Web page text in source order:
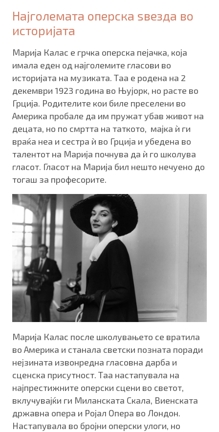
Најголемата оперска ѕвезда во
историјата
Марија Калас е грчка оперска пејачка, која
имала еден од најголемите гласови во
историјата на музиката. Таа е родена на 2
декември 1923 година во Њујорк, но расте во
Грција. Родителите кои биле преселени во
Америка пробале да им пружат убав живот на
децата, но по смртта на таткото, мајка ѝ ги
враќа неа и сестра ѝ во Грција и убедена во
талентот на Марија почнува да ѝ го школува
гласот. Гласот на Марија бил нешто нечуено до
тогаш за професорите.
Марија Калас после школувањето се вратила
во Америка и станала светски позната поради
нејзината извонредна гласовна дарба и
сценска присутност. Таа настапувала на
најпрестижните оперски сцени во светот,
вклучувајќи ги Миланската Скала, Виенската
државна опера и Ројал Опера во Лондон.
Настапувала во бројни оперски улоги, но